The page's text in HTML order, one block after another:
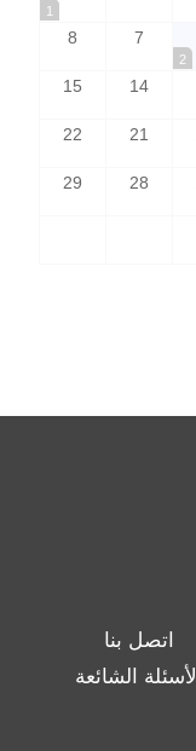
1
2
7
8
14
15
21
22
28
29
اتصل بنا
الأسئلة الشائعة